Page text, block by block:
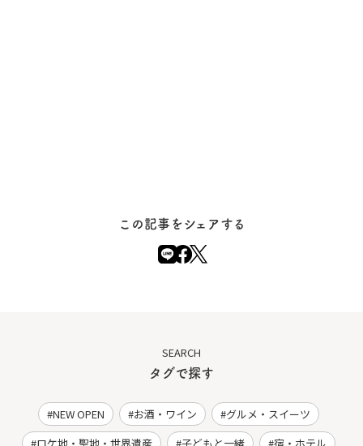
この記事をシェアする
SEARCH
タグで探す
NEW OPEN お酒・ワイン
グルメ・スイーツ